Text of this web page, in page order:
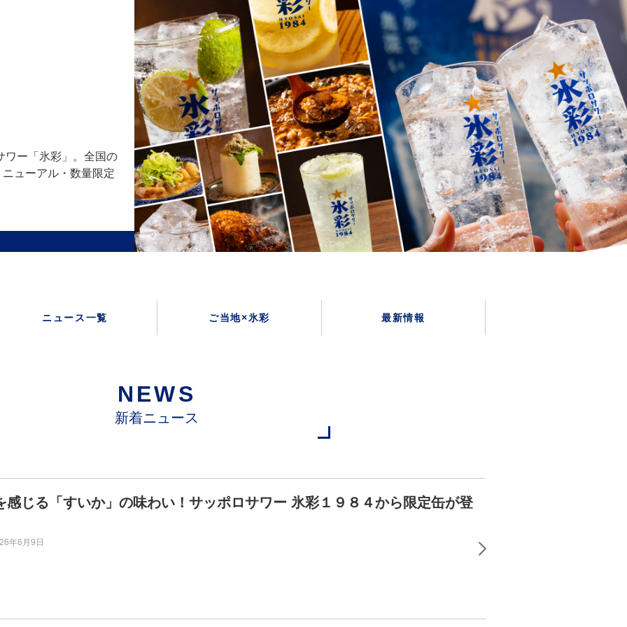
ワー「氷彩」。全国の
ューアル・数量限定
ニュース一覧 ご当地×氷彩 最新情報
NEWS
新着ニュース
感じる「すいか」の味わい！サッポロサワー 氷彩１９８４から限定缶が登
年6月9日